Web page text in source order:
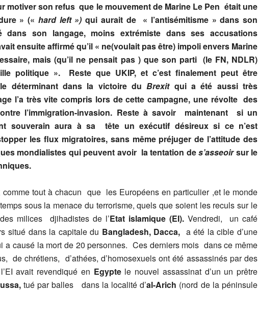
motiver son refus que le mouvement de Marine Le Pen était une
» (« hard left ») qui aurait de « l’antisémitisme » dans son
son langage, moins extrémiste dans ses accusations
ensuite affirmé qu’il « ne(voulait pas être) impoli envers Marine
mais (qu’il ne pensait pas ) que son parti (le FN, NDLR)
politique ». Reste que UKIP, et c’est finalement peut être
déterminant dans la victoire duBrexitqui a été aussi très
l’a très vite compris lors de cette campagne, une révolte des
l’immigration-invasion. Reste à savoir maintenant si un
souverain aura à sa tête un exécutif désireux si ce n’est
les flux migratoires, sans même préjuger de l’attitude des
mondialistes qui peuvent avoir la tentation des’asseoirsur le
comme tout à chacun que les Européens en particulier ,et le monde
sous la menace du terrorisme, quels que soient les reculs sur le
milices djihadistes de l’Etat islamique (EI).Vendredi, un café
situé dans la capitale du Bangladesh, Dacca, a été la cible d’une
a causé la mort de 20 personnes. Ces derniers mois dans ce même
de chrétiens, d’athées, d’homosexuels ont été assassinés par des
avait revendiqué en Egyptele nouvel assassinat d’un un prêtre
tué par balles dans la localité d’al-Arich (nord de la péninsule